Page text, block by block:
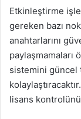
Etkinleştirme
gereken bazı
anahtarlarını
paylaşmamaları
sistemini güncel
lisans